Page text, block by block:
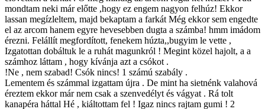
mondtam neki már előtte ,hogy ez engem nagyon felhúz! Ekkor
lassan megízleltem, majd bekaptam a farkát Még ekkor sem engedte
el az arcom hanem egyre hevesebben dugta a számba! hmm imádom
érezni. Felállít megfordított, fenekem húzta,,bugyim le vette ,
Izgatottan dobáltuk le a ruhát magunkról ! Megint közel hajolt, a a
számhoz láttam , hogy kívánja azt a csókot .
!Ne , nem szabad! Csók nincs! 1 számú szabály .
Lementem és számmal izgattam újra . De mint ha sietnénk valahová
éreztem ekkor már nem csak a szenvedélyt és vágyat . Rá tolt
kanapéra háttal Hé , kiáltottam fel ! Igaz nincs rajtam gumi ! 2